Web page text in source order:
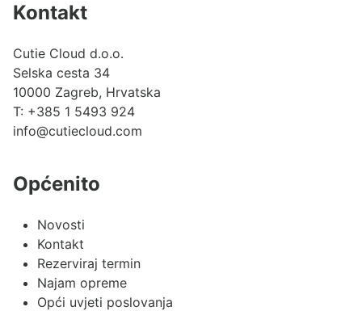
Kontakt
Cutie Cloud d.o.o.
Selska cesta 34
10000 Zagreb, Hrvatska
T: +385 1 5493 924
info@cutiecloud.com
Općenito
Novosti
Kontakt
Rezerviraj termin
Najam opreme
Opći uvjeti poslovanja